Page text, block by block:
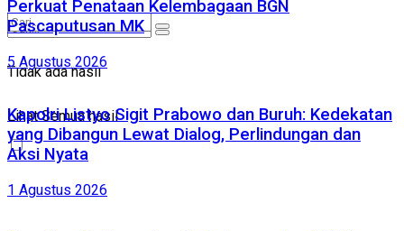
Tidak ada hasil
Lihat Semua hasil
Tidak ada hasil
Lihat Semua hasil
Perkuat Penataan Kelembagaan BGN
Pascaputusan MK
5 Agustus 2026
Kapolri Listyo Sigit Prabowo dan Buruh: Kedekatan
yang Dibangun Lewat Dialog, Perlindungan dan
Aksi Nyata
1 Agustus 2026